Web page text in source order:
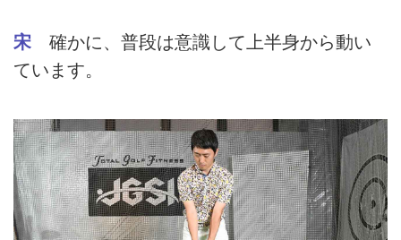
宋 確かに、普段は意識して上半身から動い
ています。